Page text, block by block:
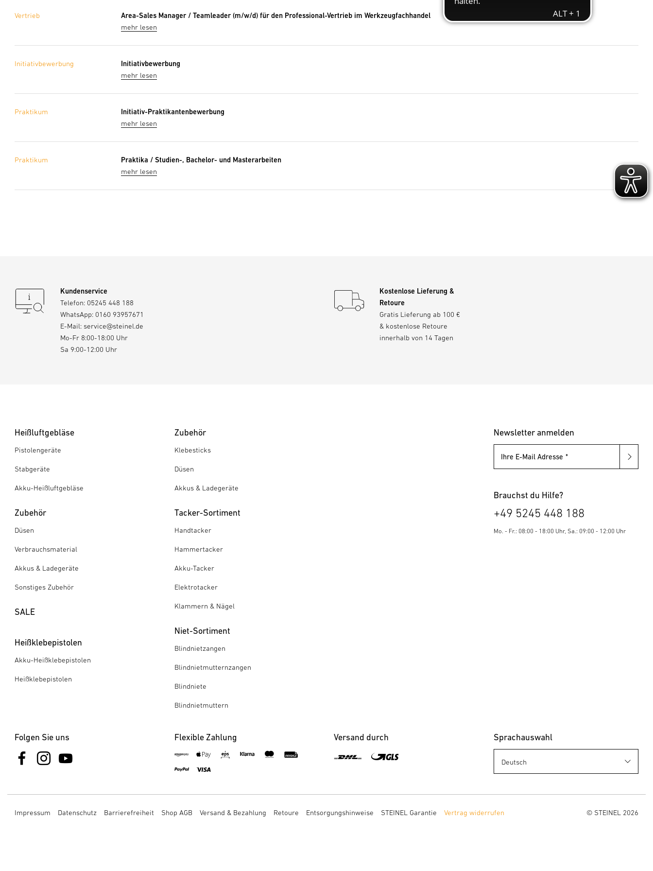
Vertrieb
Area-Sales Manager / Teamleader (m/w/d) für den Professional-Vertrieb im Werkzeugfachhandel
mehr lesen
Initiativbewerbung
Initiativbewerbung
mehr lesen
Praktikum
Initiativ-Praktikantenbewerbung
mehr lesen
Praktikum
Praktika / Studien-, Bachelor- und Masterarbeiten
mehr lesen
Kundenservice
Telefon: 05245 448 188
WhatsApp: 0160 93957671
E-Mail: service@steinel.de
Mo-Fr 8:00-18:00 Uhr
Sa 9:00-12:00 Uhr
Kostenlose Lieferung &
Retoure
Gratis Lieferung ab 100 €
& kostenlose Retoure
innerhalb von 14 Tagen
Heißluftgebläse
Pistolengeräte
Stabgeräte
Akku-Heißluftgebläse
Zubehör
Düsen
Verbrauchsmaterial
Akkus & Ladegeräte
Sonstiges Zubehör
SALE
Heißklebepistolen
Akku-Heißklebepistolen
Heißklebepistolen
Zubehör
Klebesticks
Düsen
Akkus & Ladegeräte
Tacker-Sortiment
Handtacker
Hammertacker
Akku-Tacker
Elektrotacker
Klammern & Nägel
Niet-Sortiment
Blindnietzangen
Blindnietmutternzangen
Blindniete
Blindnietmuttern
Newsletter anmelden
Ihre E-Mail Adresse
Brauchst du Hilfe?
+49 5245 448 188
Mo. - Fr.: 08:00 - 18:00 Uhr, Sa.: 09:00 - 12:00 Uhr
Folgen Sie uns Flexible Zahlung Versand durch Sprachauswahl
Impressum Datenschutz Barrierefreiheit Shop AGB Versand & Bezahlung Retoure Entsorgungshinweise STEINEL Garantie Vertrag widerrufen © STEINEL 2026